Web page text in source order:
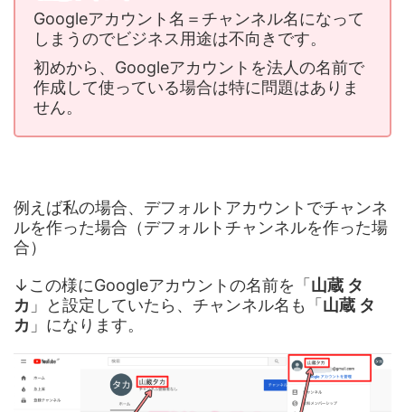
Googleアカウント名＝チャンネル名になって
しまうのでビジネス用途は不向きです。
初めから、Googleアカウントを法人の名前で
作成して使っている場合は特に問題はありま
せん。
例えば私の場合、デフォルトアカウントでチャンネ
ルを作った場合（デフォルトチャンネルを作った場
合）
↓この様にGoogleアカウントの名前を「 山蔵 タ
カ 」と設定していたら、チャンネル名も「 山蔵 タ
カ 」になります。